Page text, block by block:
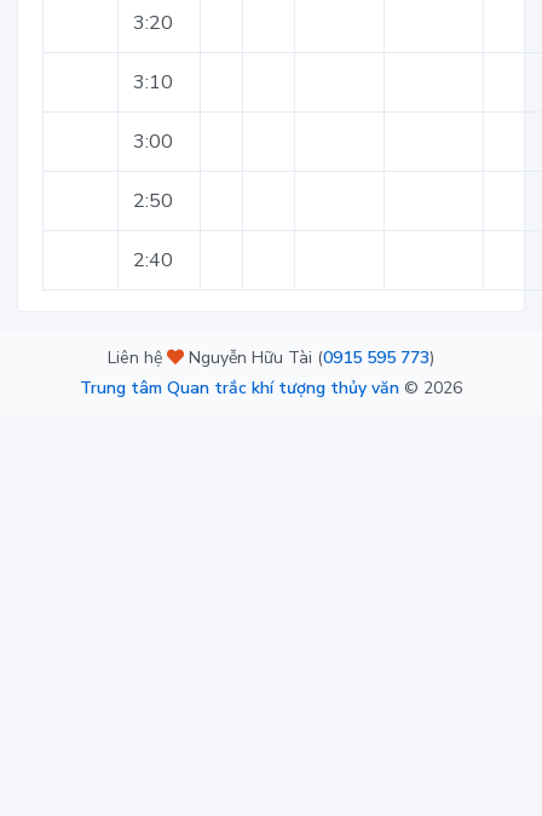
3:20
3:10
3:00
2:50
2:40
Liên hệ Nguyễn Hữu Tài (0915 595 773)
Trung tâm Quan trắc khí tượng thủy văn © 2026